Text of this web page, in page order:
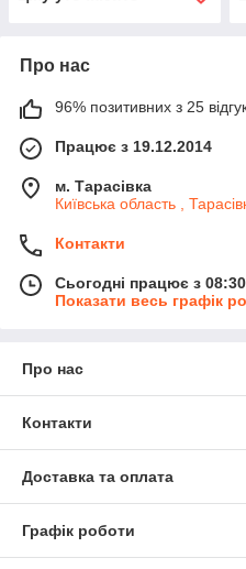
Про нас
96% позитивних з 25
Працює з 19.12.2014
м. Тарасівка
Київська область ,
Контакти
Сьогодні працює з
Показати весь графік
Про нас
Контакти
Доставка та оплата
Графік роботи